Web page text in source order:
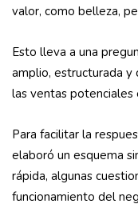
valor, como belleza,
Esto lleva a una
amplio, estructurada y
las ventas potenciales
Para facilitar la
elaboró un esquema
rápida, algunas
funcionamiento del